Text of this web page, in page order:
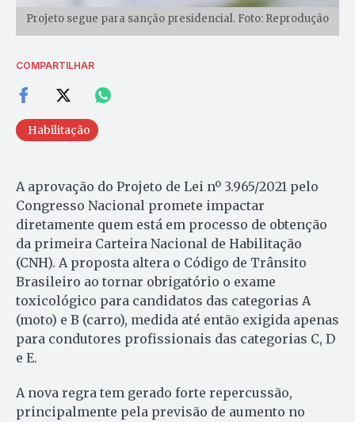
Projeto segue para sanção presidencial. Foto: Reprodução
COMPARTILHAR
Habilitação
A aprovação do Projeto de Lei nº 3.965/2021 pelo
Congresso Nacional promete impactar
diretamente quem está em processo de obtenção
da primeira Carteira Nacional de Habilitação
(CNH). A proposta altera o Código de Trânsito
Brasileiro ao tornar obrigatório o exame
toxicológico para candidatos das categorias A
(moto) e B (carro), medida até então exigida apenas
para condutores profissionais das categorias C, D
e E.
A nova regra tem gerado forte repercussão,
principalmente pela previsão de aumento no